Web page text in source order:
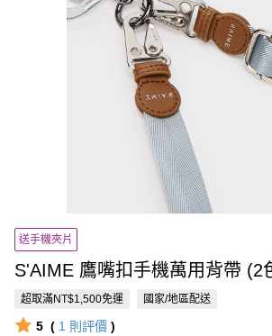
送手機夾片
S'AIME 鷹嘴扣手機萬用背帶 (2
超取滿NT$1,500免運 國家/地區配送
5 ( 1 則評價 )